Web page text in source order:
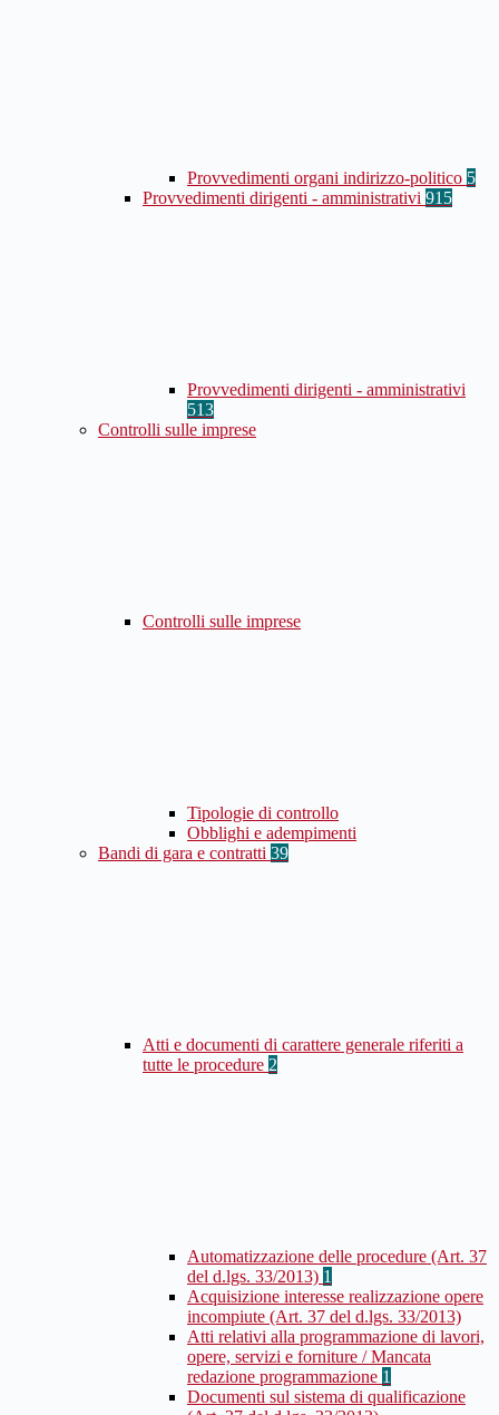
Provvedimenti organi indirizzo-politico 5
Provvedimenti dirigenti - amministrativi 915
Provvedimenti dirigenti - amministrativi
513
Controlli sulle imprese
Controlli sulle imprese
Tipologie di controllo
Obblighi e adempimenti
Bandi di gara e contratti 39
Atti e documenti di carattere generale riferiti a
tutte le procedure 2
Automatizzazione delle procedure (Art. 37
del d.lgs. 33/2013) 1
Acquisizione interesse realizzazione opere
incompiute (Art. 37 del d.lgs. 33/2013)
Atti relativi alla programmazione di lavori,
opere, servizi e forniture / Mancata
redazione programmazione 1
Documenti sul sistema di qualificazione